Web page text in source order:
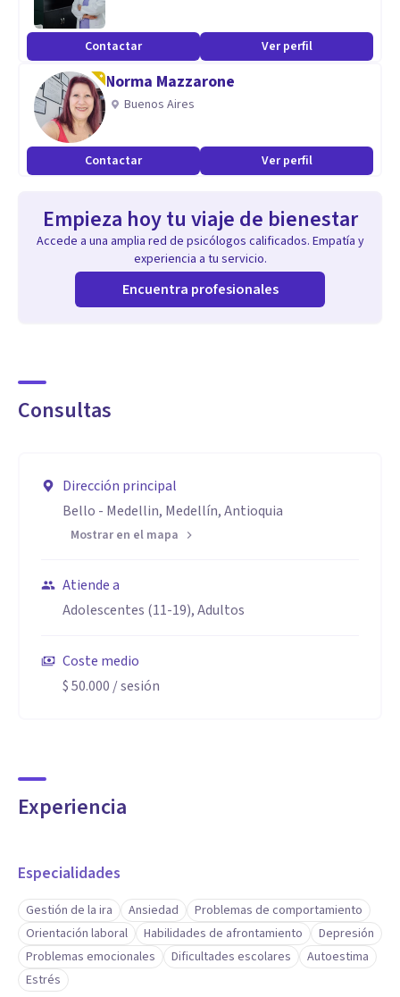
Contactar Ver perfil
Norma Mazzarone
Buenos Aires
Contactar Ver perfil
Empieza hoy tu viaje de bienestar
Accede a una amplia red de psicólogos calificados. Empatía y
experiencia a tu servicio.
Encuentra profesionales
Consultas
Dirección principal
Bello - Medellin, Medellín, Antioquia
Mostrar en el mapa
Atiende a
Adolescentes (11-19), Adultos
Coste medio
$ 50.000 / sesión
Experiencia
Especialidades
Gestión de la ira Ansiedad
Problemas de comportamiento
Orientación laboral
Habilidades de afrontamiento
Depresión
Problemas emocionales
Dificultades escolares
Autoestima
Estrés